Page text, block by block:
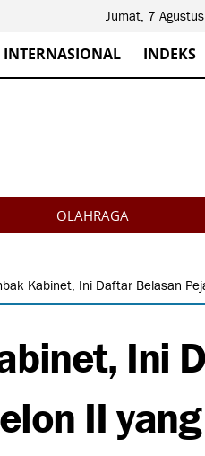
Jumat, 7
INTERNASIONAL INDEKS
OLAHRAGA
Kabinet, Ini Daftar Belasan
Ini
II